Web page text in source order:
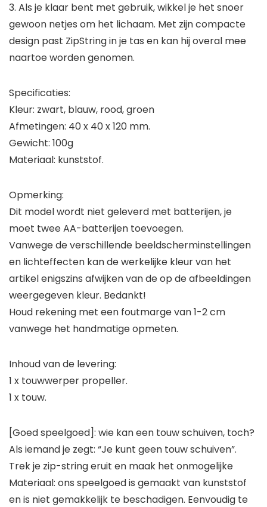
3. Als je klaar bent met gebruik, wikkel je het snoer
gewoon netjes om het lichaam. Met zijn compacte
design past ZipString in je tas en kan hij overal mee
naartoe worden genomen.
Specificaties:
Kleur: zwart, blauw, rood, groen
Afmetingen: 40 x 40 x 120 mm.
Gewicht: 100g
Materiaal: kunststof.
Opmerking:
Dit model wordt niet geleverd met batterijen, je
moet twee AA-batterijen toevoegen.
Vanwege de verschillende beeldscherminstellingen
en lichteffecten kan de werkelijke kleur van het
artikel enigszins afwijken van de op de afbeeldingen
weergegeven kleur. Bedankt!
Houd rekening met een foutmarge van 1-2 cm
vanwege het handmatige opmeten.
Inhoud van de levering:
1 x touwwerper propeller.
1 x touw.
[Goed speelgoed]: wie kan een touw schuiven, toch?
Als iemand je zegt: “Je kunt geen touw schuiven”.
Trek je zip-string eruit en maak het onmogelijke
Materiaal: ons speelgoed is gemaakt van kunststof
en is niet gemakkelijk te beschadigen. Eenvoudig te